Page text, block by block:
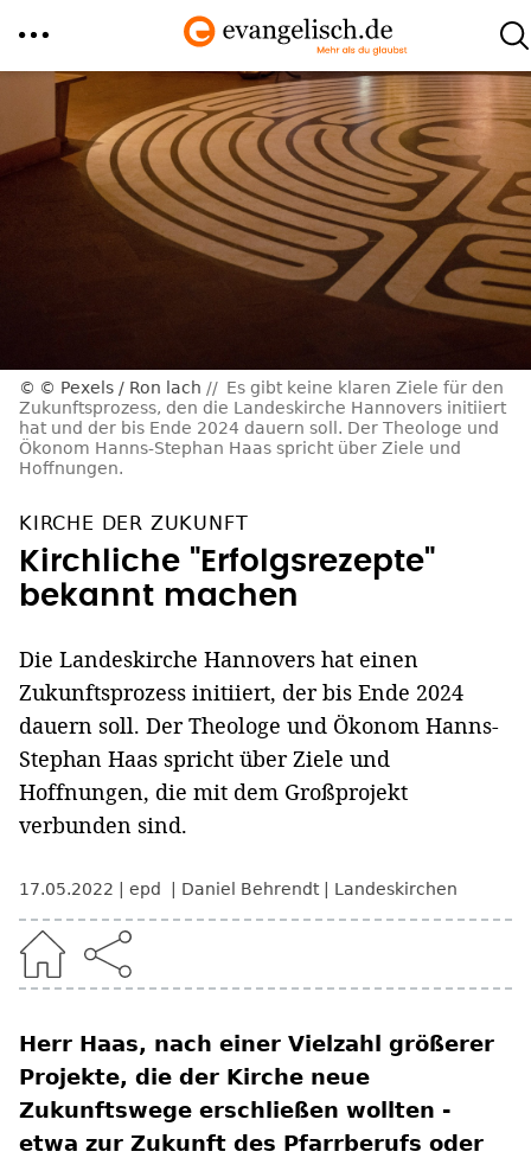
Direkt
Inhalt
© Pexels / Ron lach
Es gibt keine klaren Ziele für den
Zukunftsprozess, den die Landeskirche Hannovers initiiert
hat und der bis Ende 2024 dauern soll. Der Theologe und
Ökonom Hanns-Stephan Haas spricht über Ziele und
Hoffnungen.
KIRCHE DER ZUKUNFT
Kirchliche "Erfolgsrezepte"
bekannt machen
Die Landeskirche Hannovers hat einen
Zukunftsprozess initiiert, der bis Ende 2024
dauern soll. Der Theologe und Ökonom Hanns-
Stephan Haas spricht über Ziele und
Hoffnungen, die mit dem Großprojekt
verbunden sind.
17.05.2022 epd Daniel Behrendt Landeskirchen
Herr Haas, nach einer Vielzahl größerer
Projekte, die der Kirche neue
Zukunftswege erschließen wollten -
etwa zur Zukunft des Pfarrberufs oder